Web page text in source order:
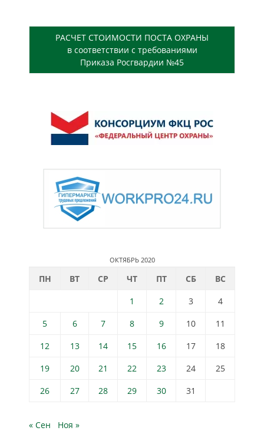
РАСЧЕТ СТОИМОСТИ ПОСТА ОХРАНЫ
в соответствии с требованиями
Приказа Росгвардии №45
ОКТЯБРЬ 2020
ПН ВТ СР ЧТ ПТ СБ
ВС
1
2 3
4
5
6 7 8 9 10
11
12
13 14 15 16 17
18
19
20 21 22 23 24
25
26
27 28 29 30 31
« Сен Ноя »